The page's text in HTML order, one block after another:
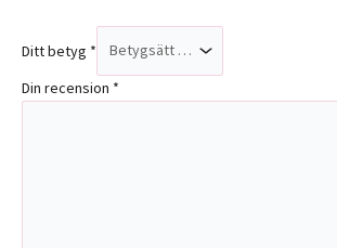
Ditt betyg *
Din recension *